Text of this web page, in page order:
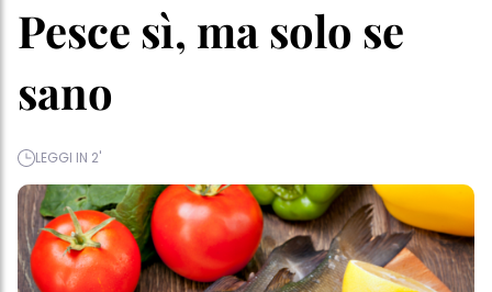
Pesce sì, ma solo se
sano
LEGGI IN 2'